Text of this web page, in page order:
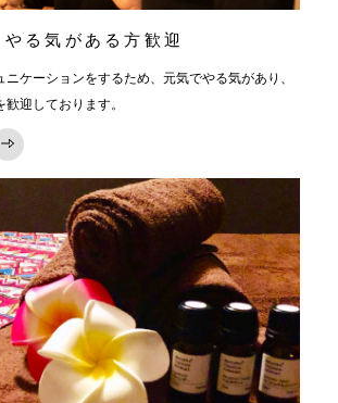
やる気がある方歓迎
ニケーションをするため、元気でやる気があり、
迎しております。